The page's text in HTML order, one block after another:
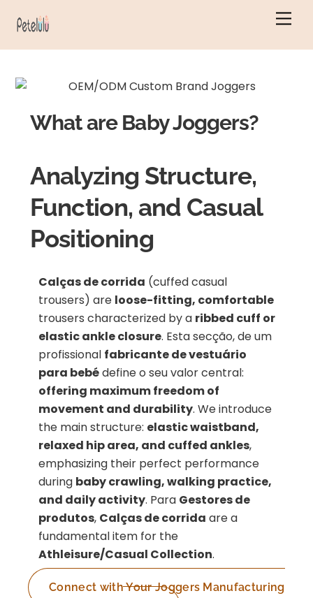
para
What are Baby Joggers?
Analyzing Structure,
Function, and Casual
Positioning
Calças de corrida (cuffed casual
trousers) are loose-fitting, comfortable
trousers characterized by a ribbed cuff or
elastic ankle closure. Esta secção, de um
profissional fabricante de vestuário
para bebédefine o seu valor central:
offering maximum freedom of
movement and durability. We introduce
the main structure: elastic waistband,
relaxed hip area, and cuffed ankles,
emphasizing their perfect performance
during baby crawling, walking practice,
and daily activity. Para Gestores de
produtos, Calças de corrida are a
fundamental item for the
Athleisure/Casual Collection.
Connect with Your Joggers Manufacturing